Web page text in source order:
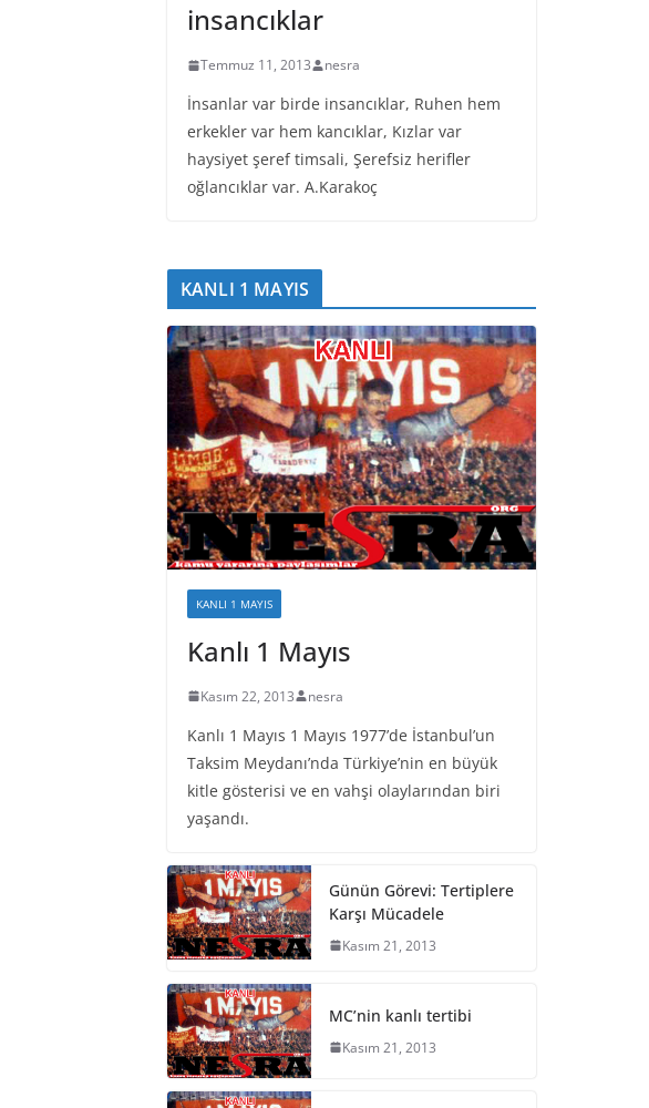
insancıklar
Temmuz 11, 2013 nesra
İnsanlar var birde insancıklar, Ruhen hem
erkekler var hem kancıklar, Kızlar var
haysiyet şeref timsali, Şerefsiz herifler
oğlancıklar var. A.Karakoç
KANLI 1 MAYIS
KANLI 1 MAYIS
Kanlı 1 Mayıs
Kasım 22, 2013 nesra
Kanlı 1 Mayıs 1 Mayıs 1977’de İstanbul’un
Taksim Meydanı’nda Türkiye’nin en büyük
kitle gösterisi ve en vahşi olaylarından biri
yaşandı.
Günün Görevi: Tertiplere
Karşı Mücadele
Kasım 21, 2013
MC’nin kanlı tertibi
Kasım 21, 2013